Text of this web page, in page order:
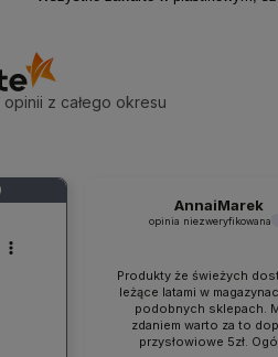
opinii z całego okresu
AnnaiMarek
opinia niezweryfikowana
Produkty że świeżych
leżące latami w
podobnych sklepach.
zdaniem warto za to
przysłowiowe 5zł.